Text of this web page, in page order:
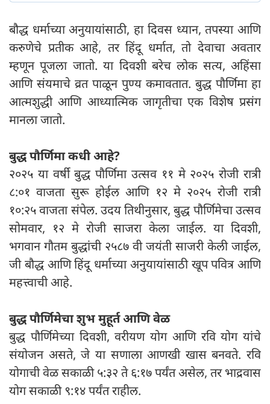
बौद्ध धर्माच्या अनुयायांसाठी, हा दिवस ध्यान, तपस्या आणि
करुणेचे प्रतीक आहे, तर हिंदू धर्मात, तो देवाचा अवतार
म्हणून पूजला जातो. या दिवशी बरेच लोक सत्य, अहिंसा
आणि संयमाचे व्रत पाळून पुण्य कमावतात. बुद्ध पौर्णिमा हा
आत्मशुद्धी आणि आध्यात्मिक जागृतीचा एक विशेष प्रसंग
मानला जातो.
बुद्ध पौर्णिमा कधी आहे?
२०२५ या वर्षी बुद्ध पौर्णिमा उत्सव ११ मे २०२५ रोजी रात्री
८:०१ वाजता सुरू होईल आणि १२ मे २०२५ रोजी रात्री
१०:२५ वाजता संपेल. उदय तिथीनुसार, बुद्ध पौर्णिमेचा उत्सव
सोमवार, १२ मे रोजी साजरा केला जाईल. या दिवशी,
भगवान गौतम बुद्धांची २५८७ वी जयंती साजरी केली जाईल,
जी बौद्ध आणि हिंदू धर्माच्या अनुयायांसाठी खूप पवित्र आणि
महत्त्वाची आहे.
बुद्ध पौर्णिमेचा शुभ मुहूर्त आणि वेळ
बुद्ध पौर्णिमेच्या दिवशी, वरीयण योग आणि रवि योग यांचे
संयोजन असते, जे या सणाला आणखी खास बनवते. रवि
योगाची वेळ सकाळी ५:३२ ते ६:१७ पर्यंत असेल, तर भाद्रवास
योग सकाळी ९:१४ पर्यंत राहील.